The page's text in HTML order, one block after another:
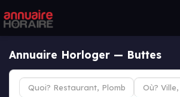
Annuaire Horloger — Buttes